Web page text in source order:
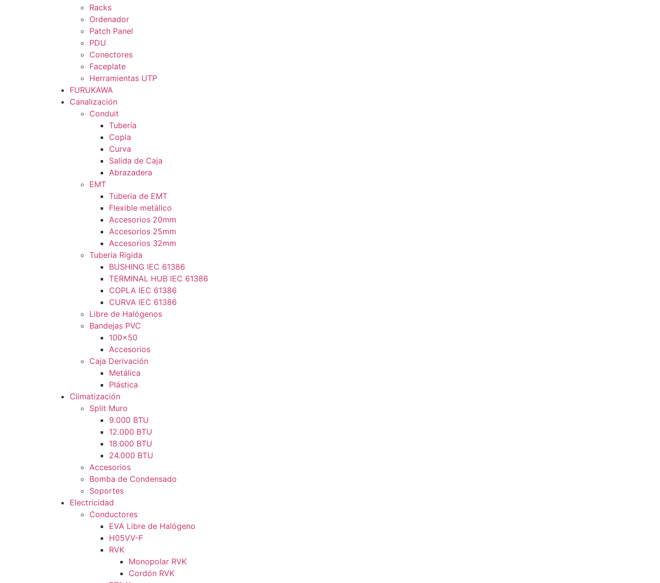
Racks
Ordenador
Patch Panel
PDU
Conectores
Faceplate
Herramientas UTP
FURUKAWA
Canalización
Conduit
Tubería
Copla
Curva
Salida de Caja
Abrazadera
EMT
Tuberia de EMT
Flexible metálico
Accesorios 20mm
Accesorios 25mm
Accesorios 32mm
Tuberia Rigida
BUSHING IEC 61386
TERMINAL HUB IEC 61386
COPLA IEC 61386
CURVA IEC 61386
Libre de Halógenos
Bandejas PVC
100×50
Accesorios
Caja Derivación
Metálica
Plástica
Climatización
Split Muro
9.000 BTU
12.000 BTU
18.000 BTU
24.000 BTU
Accesorios
Bomba de Condensado
Soportes
Electricidad
Conductores
EVA Libre de Halógeno
H05VV-F
RVK
Monopolar RVK
Cordón RVK